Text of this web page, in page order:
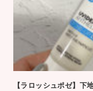
【ラロッシュポゼ】下